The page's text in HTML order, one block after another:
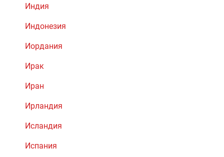
Индия
Индонезия
Иордания
Ирак
Иран
Ирландия
Исландия
Испания